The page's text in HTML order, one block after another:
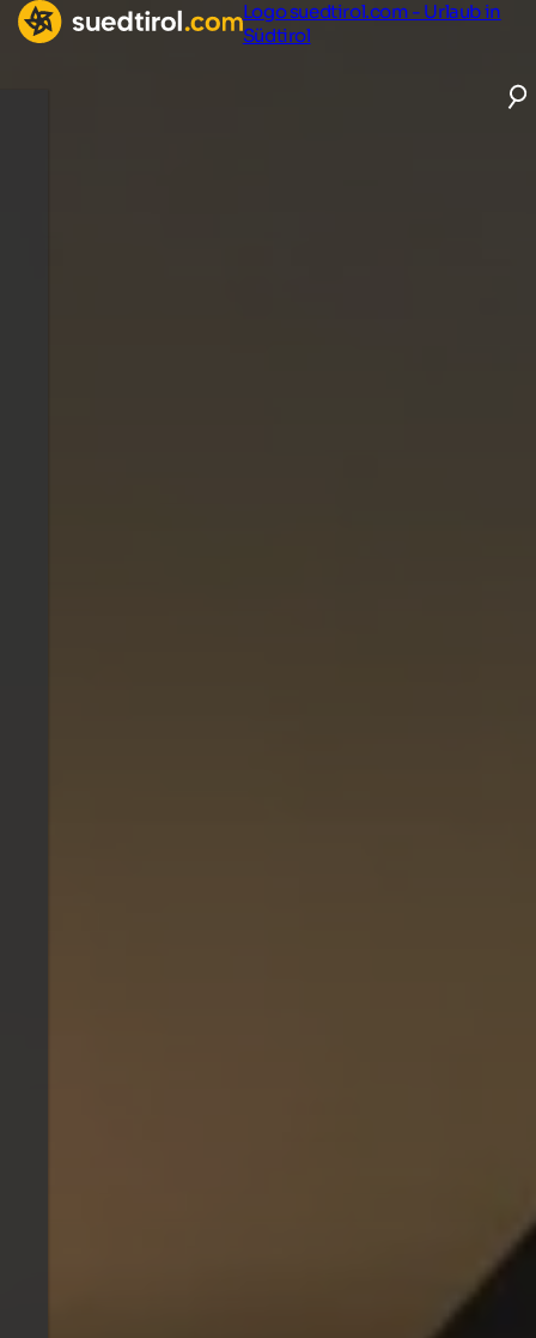
Logo suedtirol.com - Urlaub in
Südtirol